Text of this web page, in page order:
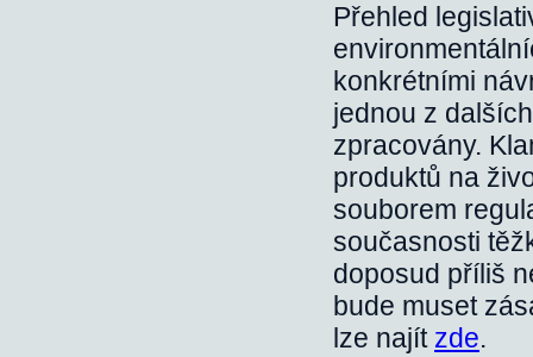
Přehled
konkrétními
jednou z
zpracovány.
produktů na
souborem
současnosti
doposud příliš
bude muset
lze najít zde.